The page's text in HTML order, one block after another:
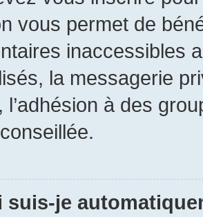
vous permet de
inaccessibles
la messagerie
l’adhésion à des
suis-je